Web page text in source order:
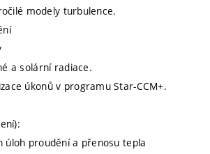
modely turbulence.
a solární radiace.
úkonů v programu Star-CCM+.
úloh proudění a přenosu tepla